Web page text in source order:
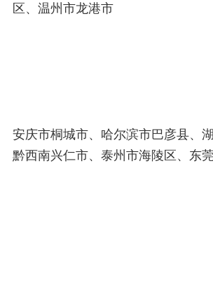
区、温州市龙港市
安庆市桐城市、哈尔滨市巴彦县、
黔西南兴仁市、泰州市海陵区、东